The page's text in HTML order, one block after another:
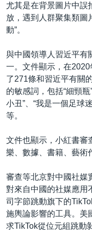
尤其是在背景圖片中誤
放，遇到人群聚集類圖
動”。
與中國領導人習近平有
一。文件顯示，在
了271條和習近平有關
的敏感詞，包括“細頸瓶
小丑”、“我是一個足球
等。
文件也顯示，小紅書審
樂、數據、書籍、藝術
審查等北京對中國社媒
對來自中國的社媒應用
司字節跳動旗下的
施輿論影響的工具。美
求TikTok從位元組跳動